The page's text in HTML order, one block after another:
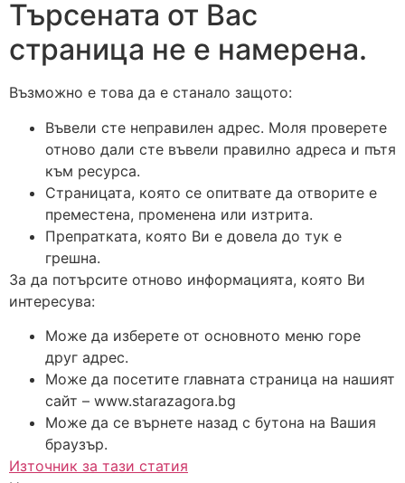
Търсената от Вас
страница не е намерена.
Възможно е това да е станало защото:
Въвели сте неправилен адрес. Моля проверете
отново дали сте въвели правилно адреса и пътя
към ресурса.
Страницата, която се опитвате да отворите е
преместена, променена или изтрита.
Препратката, която Ви е довела до тук е
грешна.
За да потърсите отново информацията, която Ви
интересува:
Може да изберете от основното меню горе
друг адрес.
Може да посетите главната страница на нашият
сайт – www.starazagora.bg
Може да се върнете назад с бутона на Вашия
браузър.
Източник за тази статия